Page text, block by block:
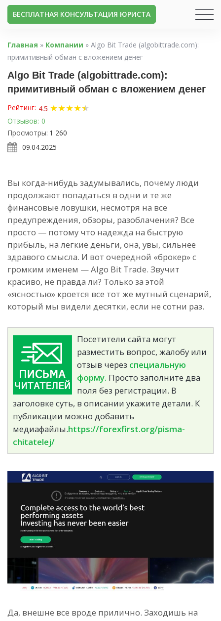
БЕСПЛАТНАЯ КОНСУЛЬТАЦИЯ ЮРИСТА
Главная » Компании » Algo Bit Trade (algobittrade.com):
примитивный обман с вложением денег
Algo Bit Trade (algobittrade.com):
примитивный обман с вложением денег
Рейтинг: 4.5 ★★★★★
★
Отзывов: 0
Просмотры: 1 260
09.04.2025
Вы когда-нибудь задумывались, почему люди
продолжают попадаться в одни и те же
финансовые ловушки, несмотря на все
предупреждения, обзоры, разоблачения? Все
просто — потому что надежда на быструю
прибыль, на легкие деньги, она, увы, сильнее
здравого смысла. И вот очередной «брокер» с
громким именем — Algo Bit Trade. Звучит
красиво, не правда ли? Только за этой
«ясностью» кроется все тот же мутный сценарий,
который мы видели десятки, если не сотни раз.
Посетители сайта могут
разместить вопрос, жалобу или
отзыв через специальную
форму. Просто заполните два
поля без регистрации. В
заголовке суть, в описании укажите детали. К
публикации можно добавить
медиафайлы.https://forexfirst.org/pisma-
chitatelej/
Да, внешне все вроде прилично. Заходишь на